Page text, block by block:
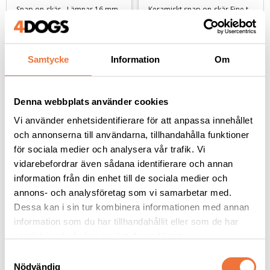
Samtycke Information Om
Denna webbplats använder cookies
Vi använder enhetsidentifierare för att anpassa innehållet
och annonserna till användarna, tillhandahålla funktioner
för sociala medier och analysera vår trafik. Vi
vidarebefordrar även sådana identifierare och annan
information från din enhet till de sociala medier och
annons- och analysföretag som vi samarbetar med.
Dessa kan i sin tur kombinera informationen med annan
information som du har tillhandahållit eller som de har
Nödvändig
Snap on-skär - Lämnar 16 mm
679kr